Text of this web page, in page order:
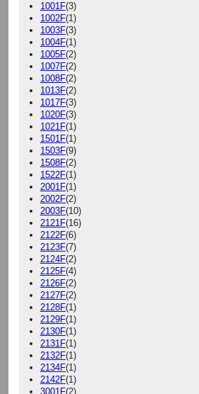
1001F(3)
1002F(1)
1003F(3)
1004F(1)
1005F(2)
1007F(2)
1008F(2)
1013F(2)
1017F(3)
1020F(3)
1021F(1)
1501F(1)
1503F(9)
1508F(2)
1522F(1)
2001F(1)
2002F(2)
2003F(10)
2121F(16)
2122F(6)
2123F(7)
2124F(2)
2125F(4)
2126F(2)
2127F(2)
2128F(1)
2129F(1)
2130F(1)
2131F(1)
2132F(1)
2134F(1)
2142F(1)
3001F(2)